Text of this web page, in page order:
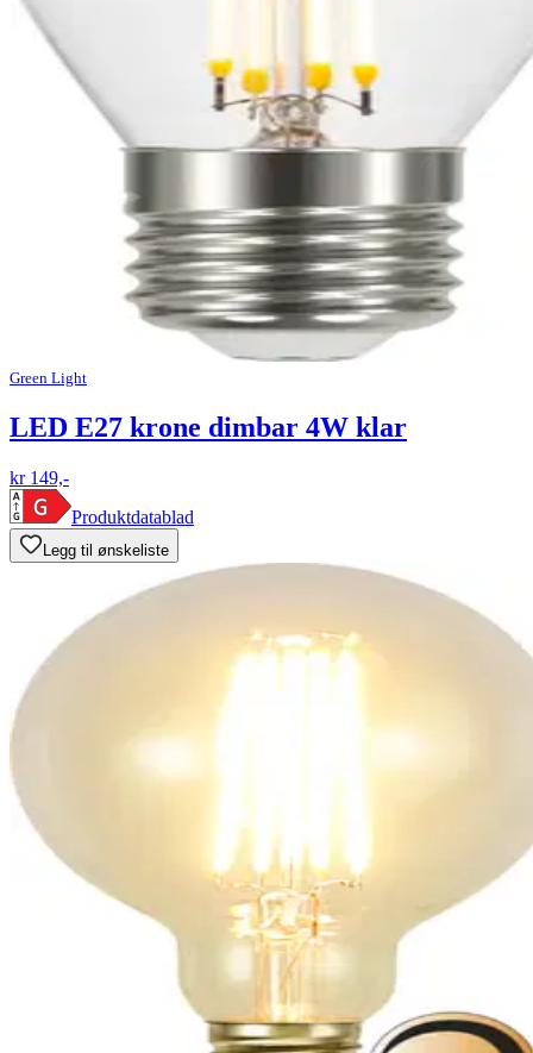
Green Light
LED E27 krone dimbar 4W klar
kr 149,-
Produktdatablad
Legg til ønskeliste